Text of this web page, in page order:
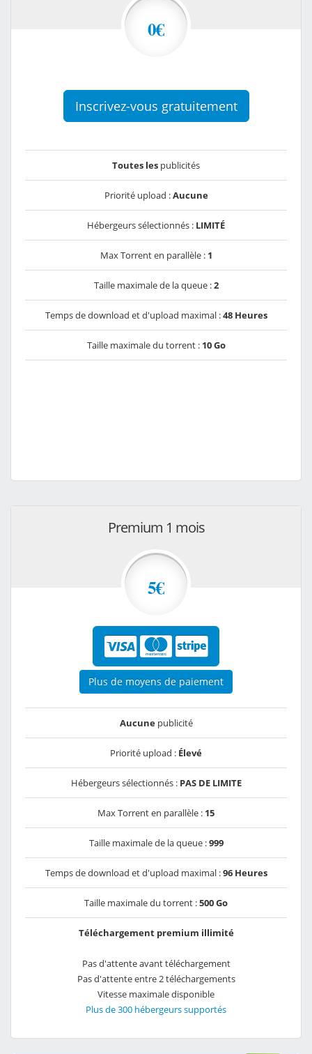
0€
Inscrivez-vous gratuitement
Toutes les publicités
Priorité upload :Aucune
Hébergeurs sélectionnés : LIMITÉ
Max Torrent en parallèle : 1
Taille maximale de la queue :2
Temps de download et d'upload maximal :48 Heures
Taille maximale du torrent : 10 Go
Premium 1 mois
5€
Plus de moyens de paiement
Aucunepublicité
Priorité upload : Élevé
Hébergeurs sélectionnés : PAS DE LIMITE
Max Torrent en parallèle : 15
Taille maximale de la queue :999
Temps de download et d'upload maximal :96 Heures
Taille maximale du torrent :500 Go
Téléchargement premium illimité
Pas d'attente avant téléchargement
Pas d'attente entre 2 téléchargements
Vitesse maximale disponible
Plus de 300 hébergeurs supportés